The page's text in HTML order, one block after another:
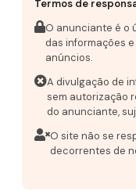
Termos de
O anunciante é o
das informações
anúncios.
A divulgação de
sem autorização
do anunciante,
O site não se
decorrentes de